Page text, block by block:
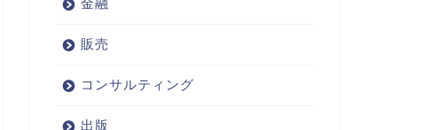
金融
販売
コンサルティング
出版